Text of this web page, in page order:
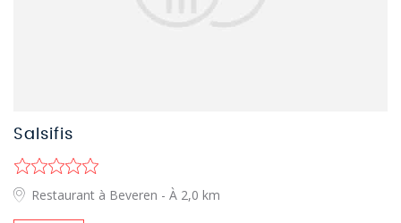
Salsifis
Restaurant à Beveren - À 2,0 km